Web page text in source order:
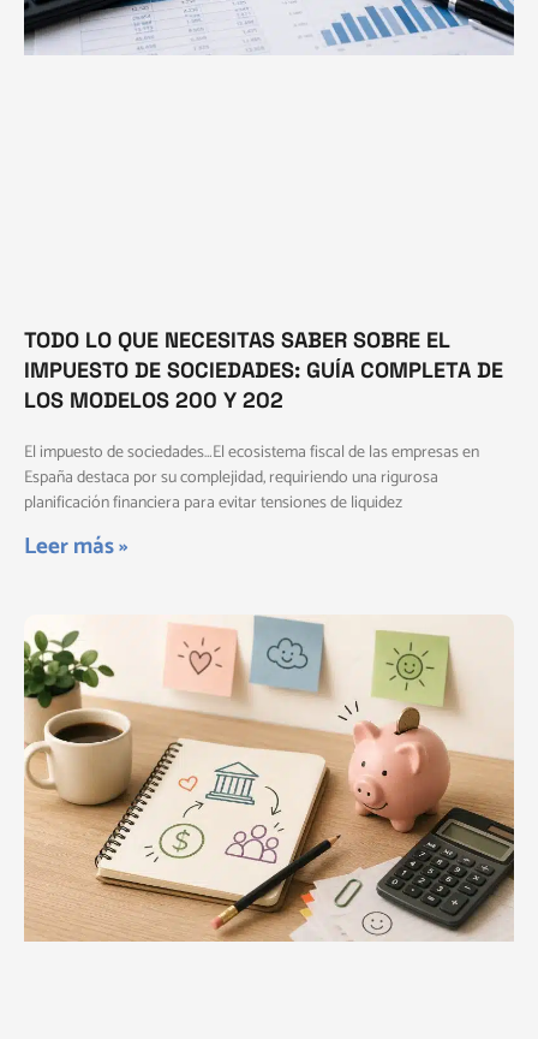
TODO LO QUE NECESITAS SABER SOBRE EL
IMPUESTO DE SOCIEDADES: GUÍA COMPLETA DE
LOS MODELOS 200 Y 202
El impuesto de sociedades…El ecosistema fiscal de las empresas en
España destaca por su complejidad, requiriendo una rigurosa
planificación financiera para evitar tensiones de liquidez
Leer más »